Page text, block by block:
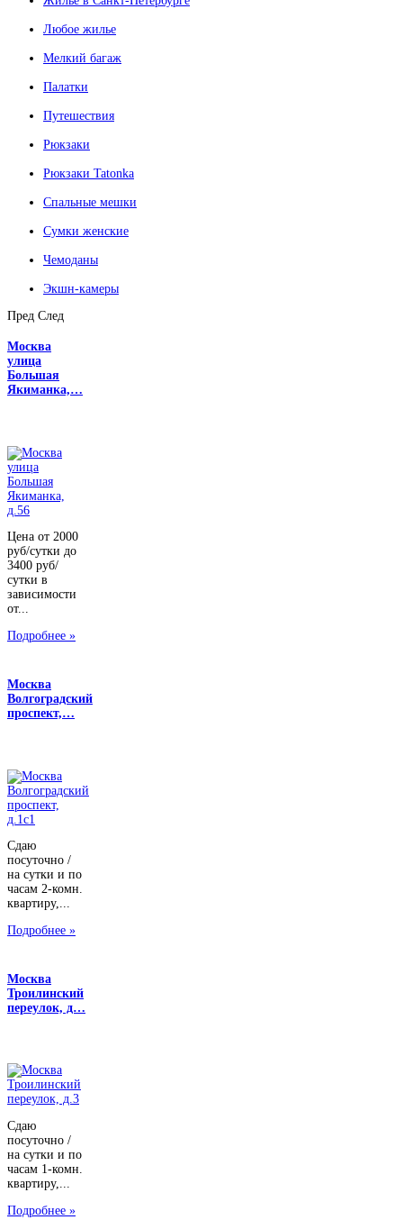
Любое жилье
Мелкий багаж
Палатки
Путешествия
Рюкзаки
Рюкзаки Tatonka
Спальные мешки
Сумки женские
Чемоданы
Экшн-камеры
Пред След
Москва
улица
Большая
Якиманка,…
Цена от 2000
руб/сутки до
3400 руб/
сутки в
зависимости
от...
Подробнее »
Москва
Волгоградский
проспект,…
Сдаю
посуточно /
на сутки и по
часам 2-комн.
квартиру,...
Подробнее »
Москва
Троилинский
переулок, д…
Сдаю
посуточно /
на сутки и по
часам 1-комн.
квартиру,...
Подробнее »